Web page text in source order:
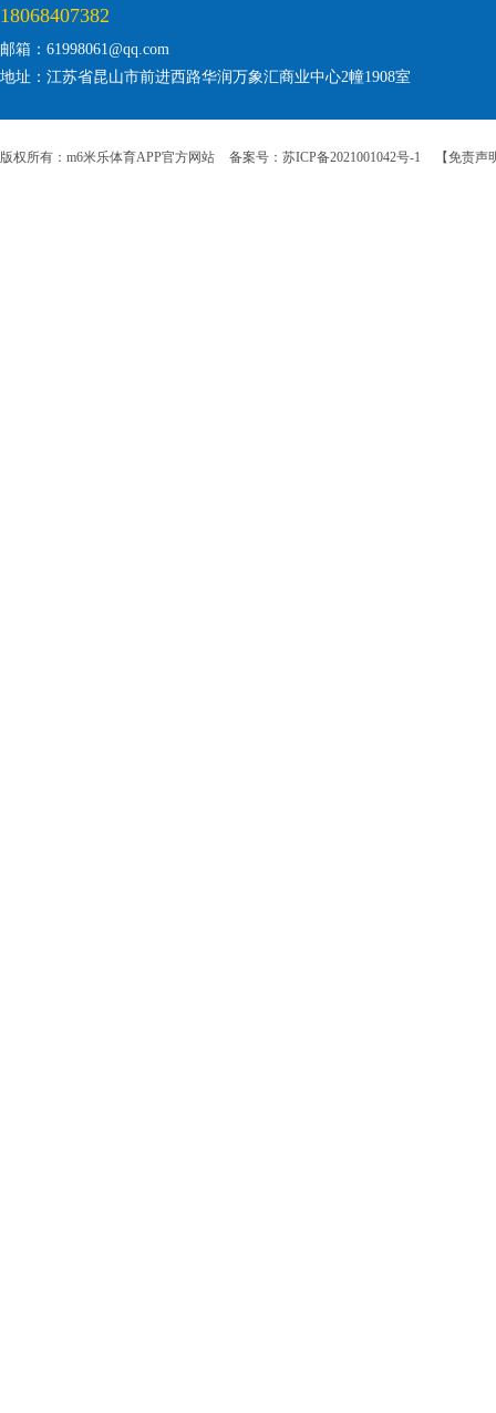
18068407382
邮箱：61998061@qq.com
地址：江苏省昆山市前进西路华润万象汇商业中心2幢1908室
版权所有：m6米乐体育APP官方网站 备案号：苏ICP备2021001042号-1 【免责声